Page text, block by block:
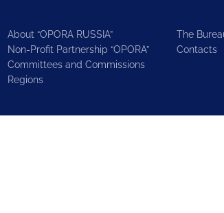
About “OPORA RUSSIA”
Non-Profit Partnership “OPORA”
Committees and Commissions
Regions
The
Contacts